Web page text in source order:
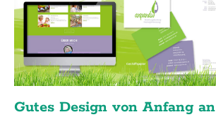
Gutes Design von Anfang an